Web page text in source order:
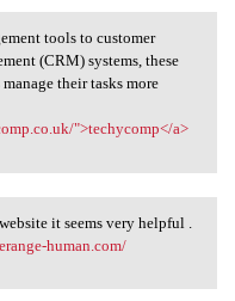
tools
tools to customer
(CRM) systems, these
their tasks more
">techycomp</a>
website
it seems very helpful .
human.com/